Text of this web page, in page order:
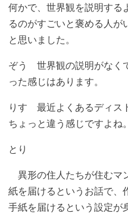
何かで、世界観を説明する
るのがすごいと褒める人が
と思いました。
ぞう
世界観の説明がなく
った感じはあります。
りす 最近よくあるディス
ちょっと違う感じですよね。
とり
異形の住人たちが住むマ
紙を届けるというお話で、
手紙を届けるという設定が